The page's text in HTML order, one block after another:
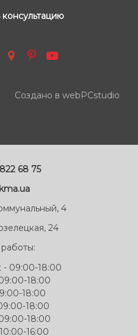
консультацию
Создано в webPCstudio
68 75
4
24
- 09:00-18:00
18:00
18:00
18:00
18:00
16:00